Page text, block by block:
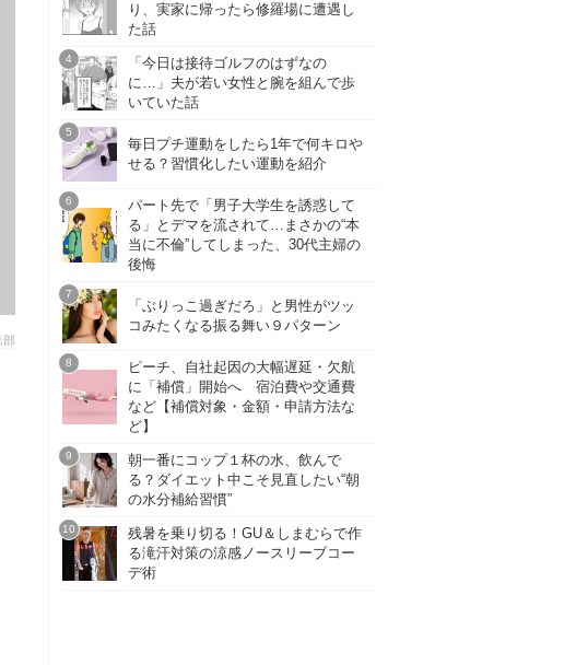
部
り、実家に帰ったら修羅場に遭遇し
た話
「今日は接待ゴルフのはずなの
に…」夫が若い女性と腕を組んで歩
いていた話
毎日プチ運動をしたら1年で何キロや
せる？習慣化したい運動を紹介
パート先で「男子大学生を誘惑して
る」とデマを流されて…まさかの“本
当に不倫”してしまった、30代主婦の
後悔
「ぶりっこ過ぎだろ」と男性がツッ
コみたくなる振る舞い９パターン
ピーチ、自社起因の大幅遅延・欠航
に「補償」開始へ 宿泊費や交通費
など【補償対象・金額・申請方法な
ど】
朝一番にコップ１杯の水、飲んで
る？ダイエット中こそ見直したい“朝
の水分補給習慣”
残暑を乗り切る！GU＆しまむらで作
る滝汗対策の涼感ノースリーブコー
デ術